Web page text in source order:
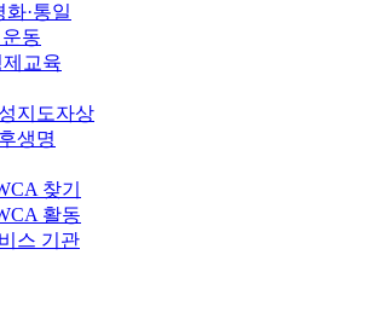
화·통일
동
제교육
지도자상
생명
찾기
활동
스 기관